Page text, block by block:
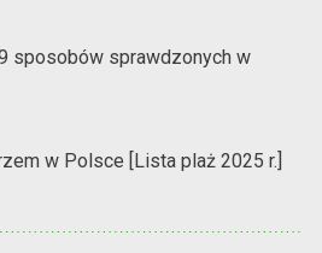
sposobów sprawdzonych w
w Polsce [Lista plaż 2025 r.]